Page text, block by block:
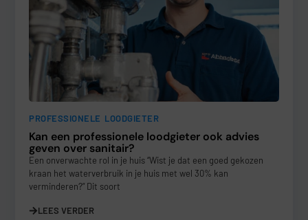
PROFESSIONELE LOODGIETER
Kan een professionele loodgieter ook advies
geven over sanitair?
Een onverwachte rol in je huis “Wist je dat een goed gekozen
kraan het waterverbruik in je huis met wel 30% kan
verminderen?” Dit soort
LEES VERDER